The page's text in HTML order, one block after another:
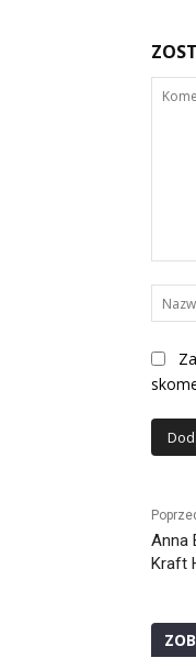
Anna
Kraft